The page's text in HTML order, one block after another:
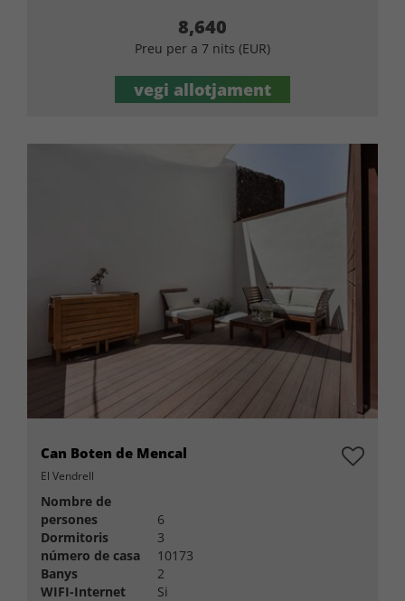
8,640
Preu per a 7 nits (EUR)
vegi allotjament
Can Boten de Mencal
El Vendrell
Nombre de
persones
6
Dormitoris
3
número de casa
10173
Banys
2
WIFI-Internet
Si